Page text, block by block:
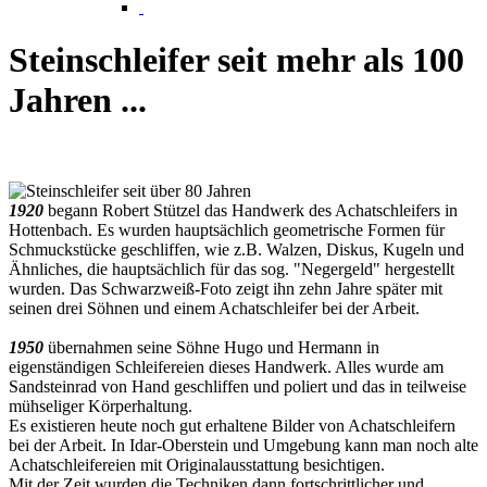
Steinschleifer seit mehr als 100
Jahren ...
1920 begann Robert Stützel das Handwerk des Achatschleifers in
Hottenbach. Es wurden hauptsächlich geometrische Formen für
Schmuckstücke geschliffen, wie z.B. Walzen, Diskus, Kugeln und
Ähnliches, die hauptsächlich für das sog. "Negergeld" hergestellt
wurden. Das Schwarzweiß-Foto zeigt ihn zehn Jahre später mit
seinen drei Söhnen und einem Achatschleifer bei der Arbeit.
1950 übernahmen seine Söhne Hugo und Hermann in
eigenständigen Schleifereien dieses Handwerk. Alles wurde am
Sandsteinrad von Hand geschliffen und poliert und das in teilweise
mühseliger Körperhaltung.
Es existieren heute noch gut erhaltene Bilder von Achatschleifern
bei der Arbeit. In Idar-Oberstein und Umgebung kann man noch alte
Achatschleifereien mit Originalausstattung besichtigen.